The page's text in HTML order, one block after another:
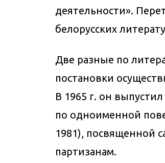
деятельности».
белорусских
Две разные по
постановки
В 1965 г. он
по одноименной
1981), посвященной
партизанам.